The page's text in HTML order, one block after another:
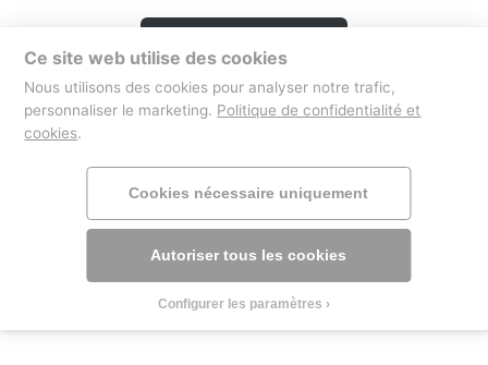
Ce site web utilise des cookies
Nous utilisons des cookies pour analyser notre trafic,
personnaliser le marketing. Politique de confidentialité et
cookies.
Cookies nécessaire uniquement
Autoriser tous les cookies
Configurer les paramètres